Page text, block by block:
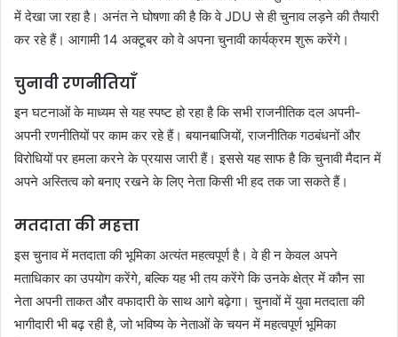
में देखा जा रहा है। अनंत ने घोषणा की है कि वे JDU से ही चुनाव लड़ने की तैयारी
कर रहे हैं। आगामी 14 अक्टूबर को वे अपना चुनावी कार्यक्रम शुरू करेंगे।
चुनावी रणनीतियाँ
इन घटनाओं के माध्यम से यह स्पष्ट हो रहा है कि सभी राजनीतिक दल अपनी-
अपनी रणनीतियों पर काम कर रहे हैं। बयानबाजियों, राजनीतिक गठबंधनों और
विरोधियों पर हमला करने के प्रयास जारी हैं। इससे यह साफ है कि चुनावी मैदान में
अपने अस्तित्व को बनाए रखने के लिए नेता किसी भी हद तक जा सकते हैं।
मतदाता की महत्ता
इस चुनाव में मतदाता की भूमिका अत्यंत महत्वपूर्ण है। वे ही न केवल अपने
मताधिकार का उपयोग करेंगे, बल्कि यह भी तय करेंगे कि उनके क्षेत्र में कौन सा
नेता अपनी ताकत और वफादारी के साथ आगे बढ़ेगा। चुनावों में युवा मतदाता की
भागीदारी भी बढ़ रही है, जो भविष्य के नेताओं के चयन में महत्वपूर्ण भूमिका